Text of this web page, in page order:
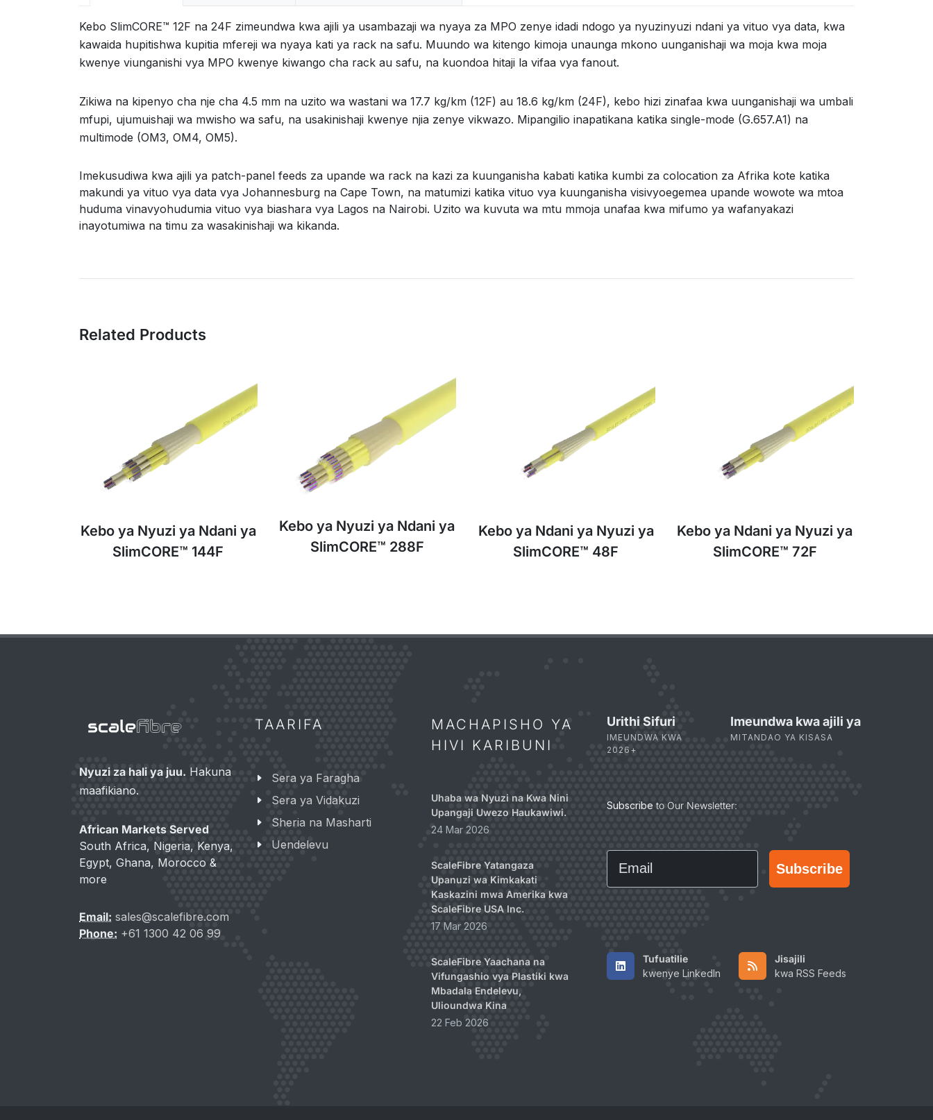
Kebo SlimCORE™ 12F na 24F zimeundwa kwa ajili ya usambazaji wa nyaya za MPO zenye idadi ndogo ya nyuzinyuzi ndani ya vituo vya data, kwa
kawaida hupitishwa kupitia mfereji wa nyaya kati ya rack na safu. Muundo wa kitengo kimoja unaunga mkono uunganishaji wa moja kwa moja
kwenye viunganishi vya MPO kwenye kiwango cha rack au safu, na kuondoa hitaji la vifaa vya fanout.
Zikiwa na kipenyo cha nje cha 4.5 mm na uzito wa wastani wa 17.7 kg/km (12F) au 18.6 kg/km (24F), kebo hizi zinafaa kwa uunganishaji wa umbali
mfupi, ujumuishaji wa mwisho wa safu, na usakinishaji kwenye njia zenye vikwazo. Mipangilio inapatikana katika single-mode (G.657.A1) na
multimode (OM3, OM4, OM5).
Imekusudiwa kwa ajili ya patch-panel feeds za upande wa rack na kazi za kuunganisha kabati katika kumbi za colocation za Afrika kote katika
makundi ya vituo vya data vya Johannesburg na Cape Town, na matumizi katika vituo vya kuunganisha visivyoegemea upande wowote wa mtoa
huduma vinavyohudumia vituo vya biashara vya Lagos na Nairobi. Uzito wa kuvuta wa mtu mmoja unafaa kwa mifumo ya wafanyakazi
inayotumiwa na timu za wasakinishaji wa kikanda.
Related Products
Kebo ya Nyuzi ya Ndani ya
SlimCORE™ 144F
Kebo ya Nyuzi ya Ndani ya
SlimCORE™ 288F
Kebo ya Ndani ya Nyuzi ya
SlimCORE™ 48F
Kebo ya Ndani ya Nyuzi ya
SlimCORE™ 72F
Nyuzi za hali ya juu. Hakuna
maafikiano.
African Markets Served
South Africa, Nigeria, Kenya,
Egypt, Ghana, Morocco &
more
Email: sales@scalefibre.com
Phone: +61 1300 42 06 99
TAARIFA
Sera ya Faragha
Sera ya Vidakuzi
Sheria na Masharti
Uendelevu
MACHAPISHO YA
HIVI KARIBUNI
Uhaba wa Nyuzi na Kwa Nini
Upangaji Uwezo Haukawiwi.
24 Mar 2026
ScaleFibre Yatangaza
Upanuzi wa Kimkakati
Kaskazini mwa Amerika kwa
ScaleFibre USA Inc.
17 Mar 2026
ScaleFibre Yaachana na
Vifungashio vya Plastiki kwa
Mbadala Endelevu,
Ulioundwa Kina
22 Feb 2026
Urithi Sifuri
IMEUNDWA KWA
2026+
Imeundwa kwa ajili ya
MITANDAO YA KISASA
Subscribe to Our Newsletter:
Email
Subscribe
Tufuatilie
kwenye LinkedIn
Jisajili
kwa RSS Feeds